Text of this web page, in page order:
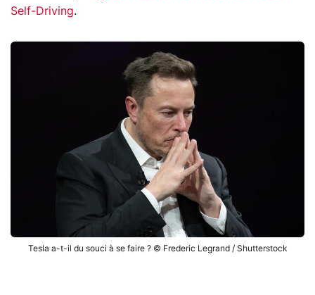
Self-Driving.
Tesla a-t-il du souci à se faire ? © Frederic Legrand / Shutterstock